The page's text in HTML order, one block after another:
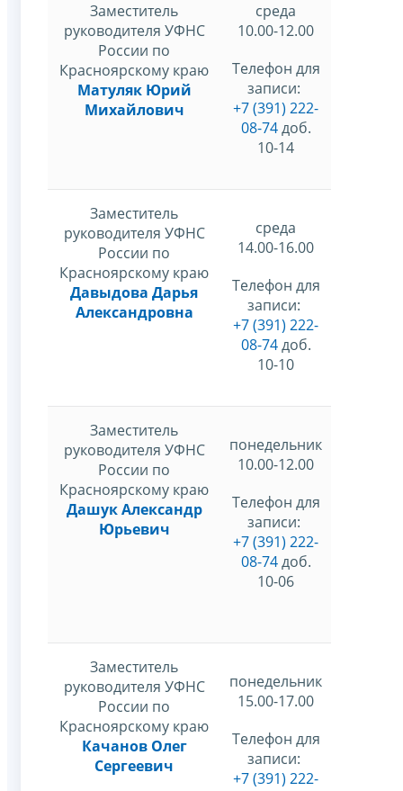
Заместитель
руководителя УФНС
России по
Красноярскому краю
Матуляк Юрий
Михайлович
среда
10.00-12.00
Телефон для
записи:
+7 (391) 222-
08-74доб.
10-14
Заместитель
руководителя УФНС
России по
Красноярскому краю
Давыдова Дарья
Александровна
среда
14.00-16.00
Телефон для
записи:
+7 (391) 222-
08-74доб.
10-10
Заместитель
руководителя УФНС
России по
Красноярскому краю
Дашук Александр
Юрьевич
понедельник
10.00-12.00
Телефон для
записи:
+7 (391) 222-
08-74доб.
10-06
Заместитель
руководителя УФНС
России по
Красноярскому краю
Качанов Олег
Сергеевич
понедельник
15.00-17.00
Телефон для
записи:
+7 (391) 222-